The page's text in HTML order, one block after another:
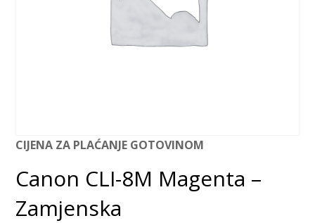
CIJENA ZA PLAĆANJE GOTOVINOM
Canon CLI-8M Magenta –
Zamjenska